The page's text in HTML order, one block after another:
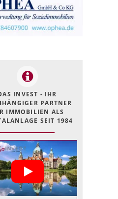
INVEST - IHR
PARTNER
IMMOBILIEN ALS
SEIT 1984